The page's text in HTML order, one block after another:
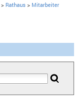
> Rathaus > Mitarbeiter